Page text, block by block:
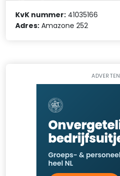
KvK nummer: 41035166
Adres: Amazone 252